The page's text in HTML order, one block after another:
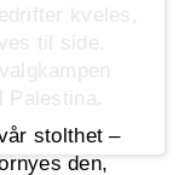
kveles,
til side.
Palestina.
stolthet –
den,